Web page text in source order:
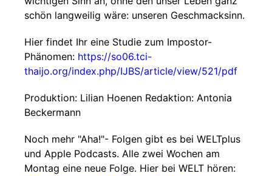
schön langweilig wäre: unseren Geschmacksinn.
Hier findet Ihr eine Studie zum Impostor-
Phänomen: https://so06.tci-
thaijo.org/index.php/IJBS/article/view/521/pdf
Produktion: Lilian Hoenen Redaktion: Antonia
Beckermann
Noch mehr "Aha!"- Folgen gibt es bei WELTplus
und Apple Podcasts. Alle zwei Wochen am
Montag eine neue Folge. Hier bei WELT hören: